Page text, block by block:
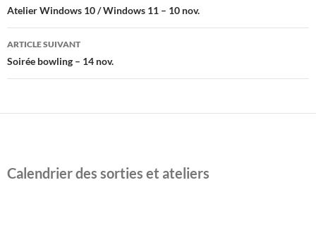
des
articles
Atelier Windows 10 / Windows 11 – 10 nov.
ARTICLE SUIVANT
Soirée bowling – 14 nov.
Calendrier des sorties et ateliers